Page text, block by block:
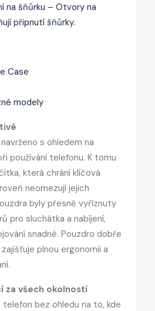
na šňůrku – Otvory na
připnutí šňůrky.
Case
modely
s ohledem na
používání telefonu. K tomu
která chrání klíčová
neomezují jejich
byly přesně vyříznuty
pro sluchátka a nabíjení,
snadné. Pouzdro dobře
plnou ergonomii a
za všech okolností
telefon bez ohledu na to, kde